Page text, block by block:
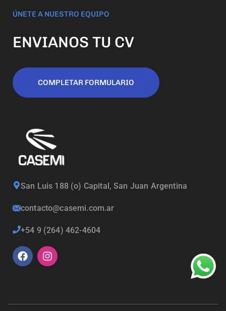
San Luis 188 (o) Capital, San Juan Argentina
contacto@casemi.com.ar
+54 9 (264) 462-4604
ÚNETE A NUESTRO EQUIPO
ENVIANOS TU CV
COMPLETAR FORMULARIO